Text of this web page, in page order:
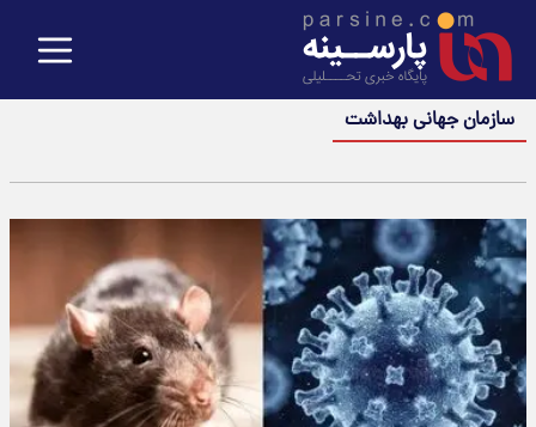
سازمان جهانی بهداشت